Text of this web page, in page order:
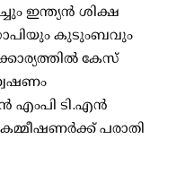
ഇന്ത്യന്‍ ശിക്ഷ
കുടുംബവും
കേസ്
എംപി ടി.എന്‍
പരാതി